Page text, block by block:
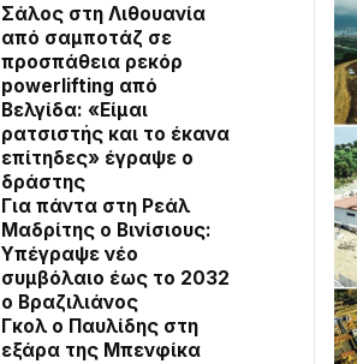
Σάλος στη Λιθουανία
από σαμποτάζ σε
προσπάθεια ρεκόρ
powerlifting από
Βελγίδα: «Είμαι
ρατσιστής και το έκανα
επίτηδες» έγραψε ο
δράστης
Για πάντα στη Ρεάλ
Μαδρίτης ο Βινίσιους:
Yπέγραψε νέο
συμβόλαιο έως το 2032
ο Βραζιλιάνος
Γκολ ο Παυλίδης στη
εξάρα της Μπενφίκα